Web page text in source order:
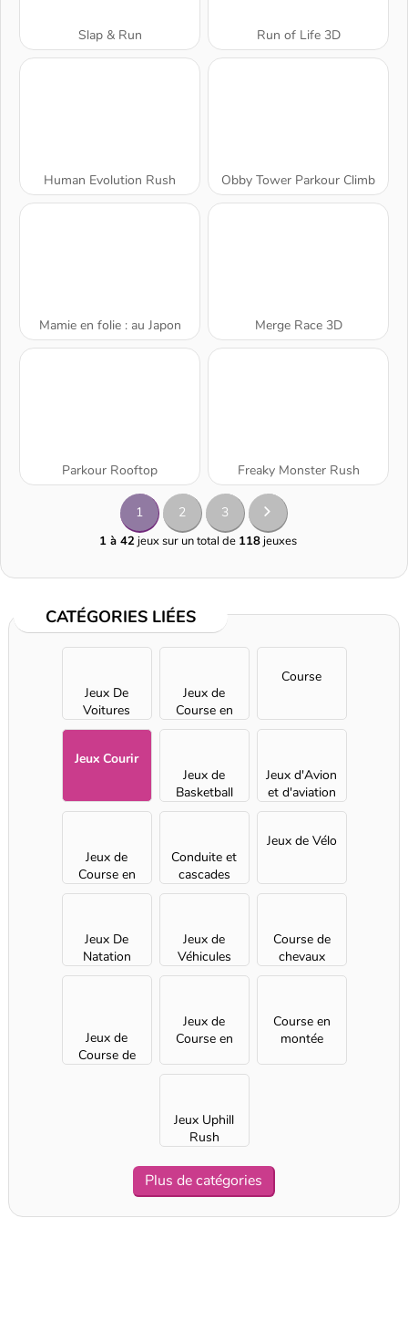
Slap & Run Run of Life 3D
Human Evolution Rush Obby Tower Parkour Climb
Mamie en folie : au Japon Merge Race 3D
Parkour Rooftop Freaky Monster Rush
1 2 3
1 à 42jeux sur un total de 118jeuxes
CATÉGORIES LIÉES
Jeux De
Voitures
Jeux de
Course en
moto
Course
Jeux Courir
Jeux de
Basketball
Jeux d'Avion
et d'aviation
Jeux de
Course en
ligne
Conduite et
cascades
Jeux de Vélo
Jeux De
Natation
Jeux de
Véhicules
Course de
chevaux
Jeux de
Course de
Jeux de
Course en
Course en
montée
Jeux Uphill
Rush
Plus de catégories